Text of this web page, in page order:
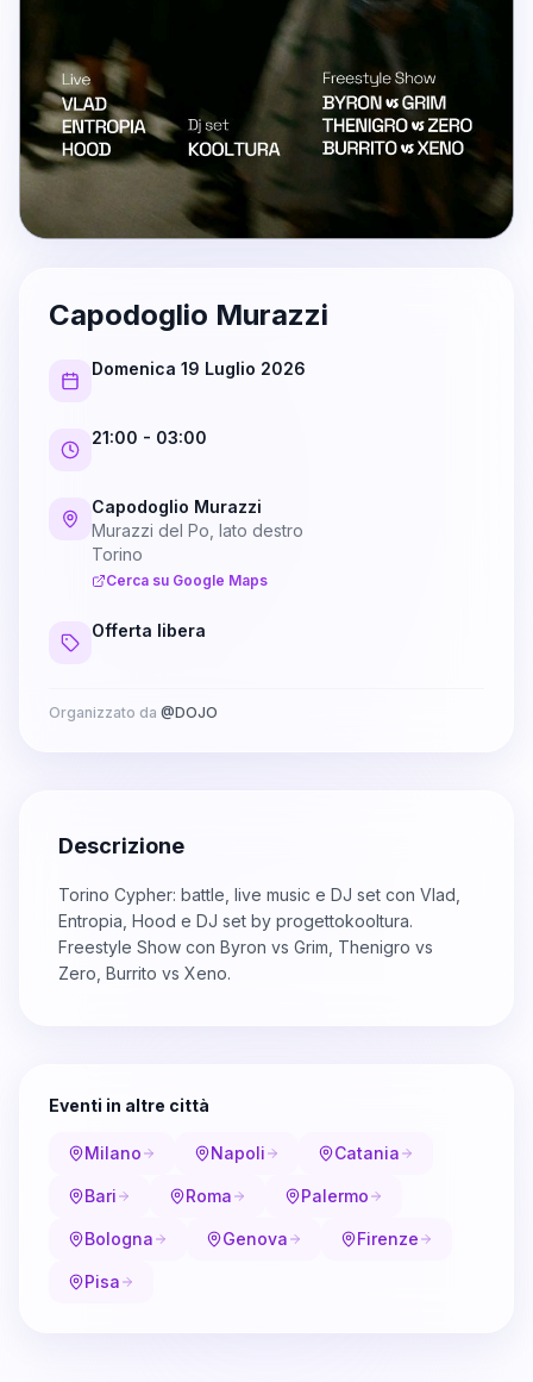
Capodoglio Murazzi
Domenica 19 Luglio 2026
21:00 - 03:00
Capodoglio Murazzi
Murazzi del Po, lato destro
Torino
Cerca su Google Maps
Offerta libera
Organizzato da @DOJO
Descrizione
Torino Cypher: battle, live music e DJ set con Vlad,
Entropia, Hood e DJ set by progettokooltura.
Freestyle Show con Byron vs Grim, Thenigro vs
Zero, Burrito vs Xeno.
Eventi in altre città
Milano Napoli Catania
Bari Roma Palermo
Bologna Genova Firenze
Pisa